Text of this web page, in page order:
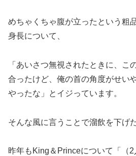
めちゃくちゃ腹が立ったという粗
身長について、
「あいさつ無視されたときに、こ
合ったけど、俺の首の角度がせい
やったな」とイジっています。
そんな風に言うことで溜飲を下げ
昨年もKing＆Princeについて「（2